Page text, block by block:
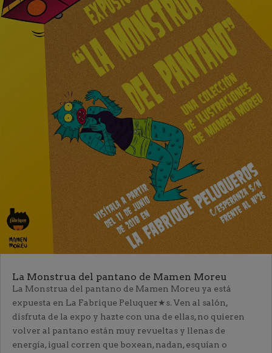
La Monstrua del pantano de Mamen Moreu
La Monstrua del pantano de Mamen Moreu ya está
expuesta en La Fabrique Peluquer★s. Ven al salón,
disfruta de la expo y hazte con una de ellas, no quieren
volver al pantano están muy revueltas y llenas de
energía, igual corren que boxean, nadan, esquían o